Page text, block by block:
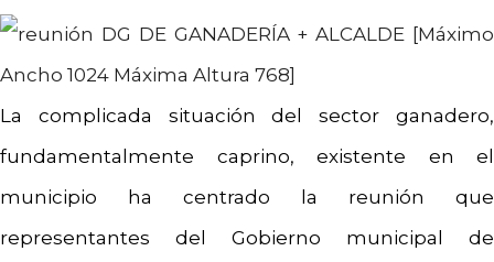
La complicada situación del sector ganadero,
fundamentalmente caprino, existente en el
municipio ha centrado la reunión que
representantes del Gobierno municipal de